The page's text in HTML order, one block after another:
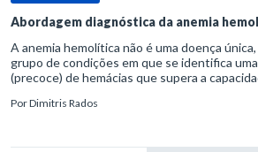
Abordagem diagnóstica da anemia
A anemia hemolítica não é uma doença
grupo de condições em que se identifica
(precoce) de hemácias que supera a
PorDimitris Rados